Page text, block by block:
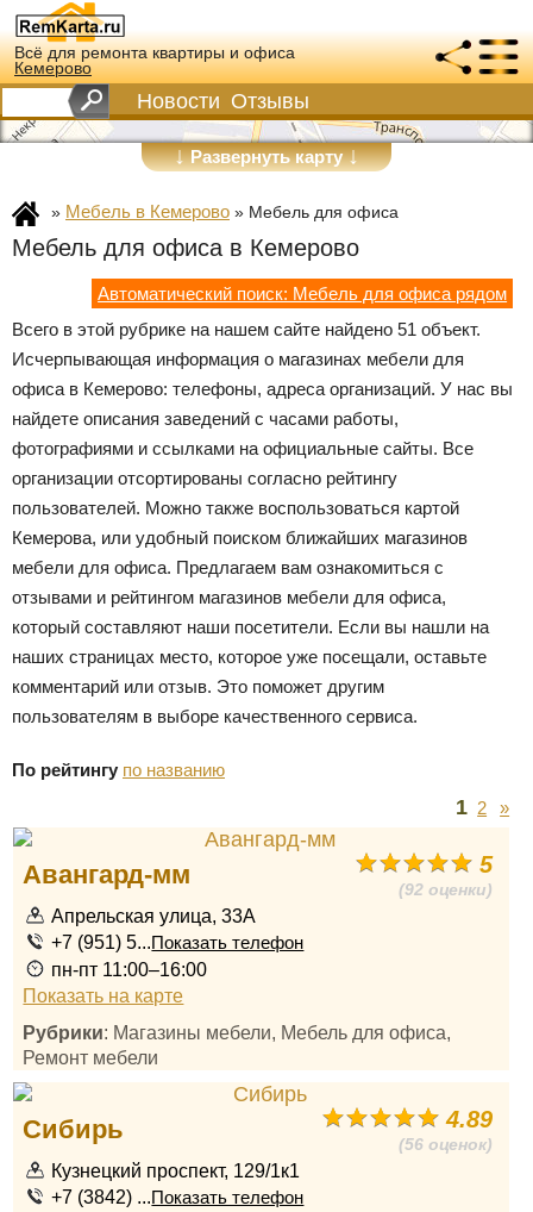
Всё для ремонта квартиры и офиса
Кемерово
Новости Отзывы
↓Развернуть карту↓
» Мебель в Кемерово » Мебель для офиса
Мебель для офиса в Кемерово
Автоматический поиск: Мебель для офиса рядом
Всего в этой рубрике на нашем сайте найдено 51 объект.
Исчерпывающая информация о магазинах мебели для
офиса в Кемерово: телефоны, адреса организаций. У нас вы
найдете описания заведений с часами работы,
фотографиями и ссылками на официальные сайты. Все
организации отсортированы согласно рейтингу
пользователей. Можно также воспользоваться картой
Кемерова, или удобный поиском ближайших магазинов
мебели для офиса. Предлагаем вам ознакомиться с
отзывами и рейтингом магазинов мебели для офиса,
который составляют наши посетители. Если вы нашли на
наших страницах место, которое уже посещали, оставьте
комментарий или отзыв. Это поможет другим
пользователям в выборе качественного сервиса.
По рейтингу по названию
1 2 »
5
(92 оценки)
Авангард-мм
Апрельская улица, 33А
+7 (951) 5...Показать телефон
пн-пт 11:00–16:00
Показать на карте
Рубрики: Магазины мебели, Мебель для офиса,
Ремонт мебели
4.89
(56 оценок)
Сибирь
Кузнецкий проспект, 129/1к1
+7 (3842) ...Показать телефон